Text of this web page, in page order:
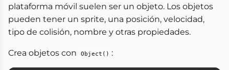
plataforma móvil suelen ser un objeto. Los objetos
pueden tener un sprite, una posición, velocidad,
tipo de colisión, nombre y otras propiedades.
Crea objetos con Object() :